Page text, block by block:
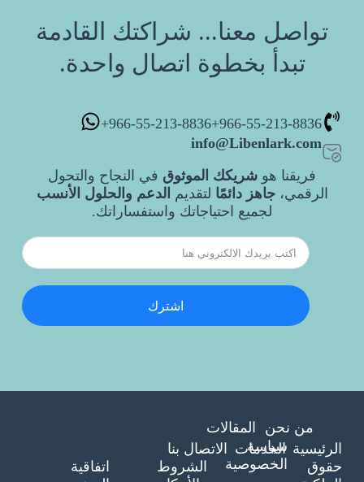
تواصل معنا... شراكتك القادمة
تبدأ بخطوة اتصال واحدة.
966-55-213-8836+
966-55-213-8836+
info@Libenlark.com
فريقنا هو شريكك الموثوق في النجاح والتحول
الرقمي،جاهز دائمًا لتقديم الدعم والحلول الأنسب
لجميع احتياجاتك واستفساراتك.
اشترك
الرئيسية
من نحن
الخدمات
المقالات
الاتصال بنا
حقوق
سياسة
الخصوصية
الشروط
اتفاقية